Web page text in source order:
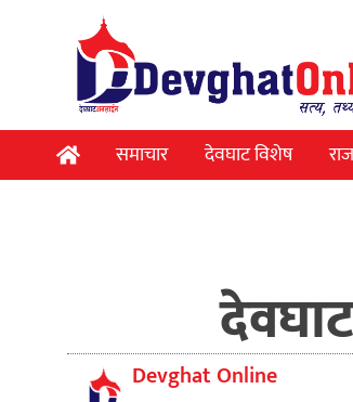
समाचार देवघाट विशेष
Devghat Online